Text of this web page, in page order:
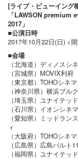
[ライブ・ビューイング
「LAWSON premium
2017」
■公演日時
2017年10月22日(日) <
■会場
（北海道）ディノスシ
（宮城県）MOVIX利府
（東京都）TOHOシネ
（神奈川県）横浜ブル
（埼玉県）ユナイテッ
（石川県）イオンシネ
（愛知県）ミッドラン
ィ
（大阪府）TOHOシネ
（広島県）広島バルト11
（福岡県）ユナイテッ